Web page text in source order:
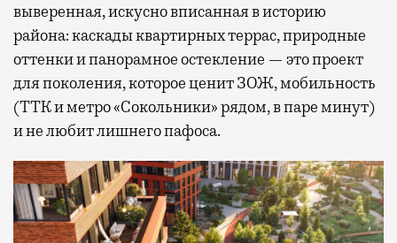
выверенная, искусно вписанная в историю
района: каскады квартирных террас, природные
оттенки и панорамное остекление — это проект
для поколения, которое ценит ЗОЖ, мобильность
(ТТК и метро «Сокольники» рядом, в паре минут)
и не любит лишнего пафоса.